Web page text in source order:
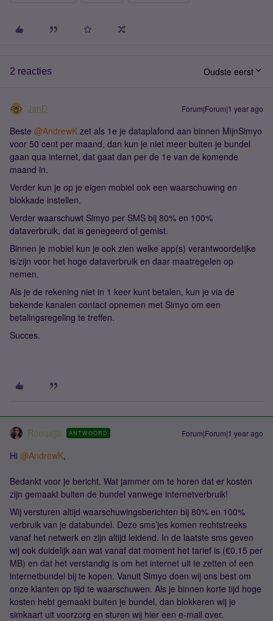
2 reacties Oudste eerst
JanD Forum|Forum|1 year ago
Beste ​ @AndrewK zet als 1e je dataplafond aan binnen MijnSimyo
voor 50 cent per maand, dan kun je niet meer buiten je bundel
gaan qua internet, dat gaat dan per de 1e van de komende
maand in.
Verder kun je op je eigen mobiel ook een waarschuwing en
blokkade instellen.
Verder waarschuwt Simyo per SMS bij 80% en 100%
dataverbruik, dat is genegeerd of gemist.
Binnen je mobiel kun je ook zien welke app(s) verantwoordelijke
is/zijn voor het hoge dataverbruik en daar maatregelen op
nemen.
Als je de rekening niet in 1 keer kunt betalen, kun je via de
bekende kanalen contact opnemen met Simyo om een
betalingsregeling te treffen.
Succes.
Roeqajja ANTWOORD Forum|Forum|1 year ago
Hi ​ @AndrewK,
Bedankt voor je bericht. Wat jammer om te horen dat er kosten
zijn gemaakt buiten de bundel vanwege internetverbruik!
Wij versturen altijd waarschuwingsberichten bij 80% en 100%
verbruik van je databundel. Deze sms’jes komen rechtstreeks
vanaf het netwerk en zijn altijd leidend. In de laatste sms geven
wij ook duidelijk aan wat vanaf dat moment het tarief is (€0.15 per
MB) en dat het verstandig is om het internet uit te zetten of een
internetbundel bij te kopen. Vanuit Simyo doen wij ons best om
onze klanten op tijd te waarschuwen. Als je binnen korte tijd hoge
kosten hebt gemaakt buiten je bundel, dan blokkeren wij je
simkaart uit voorzorg en sturen wij hier een e-mail over.